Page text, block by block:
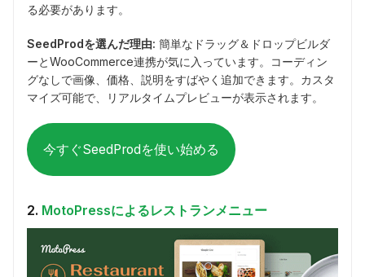
る必要があります。
SeedProdを選んだ理由: 簡単なドラッグ＆ドロップビルダ
ーとWooCommerce連携が気に入っています。コーディン
グなしで画像、価格、説明をすばやく追加できます。カスタ
マイズ可能で、リアルタイムプレビューが表示されます。
今すぐSeedProdを使い始める
2. MotoPressによるレストランメニュー